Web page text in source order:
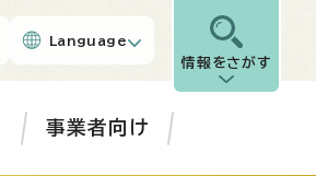
Language
情報をさがす
事業者向け